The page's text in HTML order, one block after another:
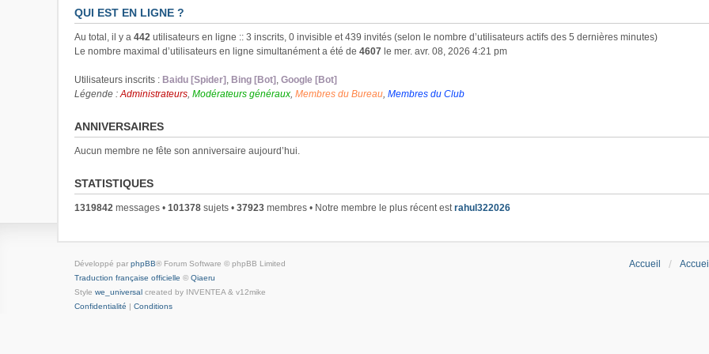
QUI EST EN LIGNE ?
Au total, il y a 442 utilisateurs en ligne :: 3 inscrits, 0 invisible et 439 invités (selon le nombre d’utilisateurs actifs des 5 dernières minutes)
Le nombre maximal d’utilisateurs en ligne simultanément a été de 4607 le mer. avr. 08, 2026 4:21 pm
Utilisateurs inscrits : Baidu [Spider] , Bing [Bot] , Google [Bot]
Légende :Administrateurs, Modérateurs généraux, Membres du Bureau, Membres du Club
ANNIVERSAIRES
Aucun membre ne fête son anniversaire aujourd’hui.
STATISTIQUES
1319842 messages • 101378 sujets • 37923 membres • Notre membre le plus récent estrahul322026
Accueil
Développé par phpBB® Forum Software © phpBB Limited
Traduction française officielle © Qiaeru
Style we_universal created by INVENTEA & v12mike
Confidentialité | Conditions